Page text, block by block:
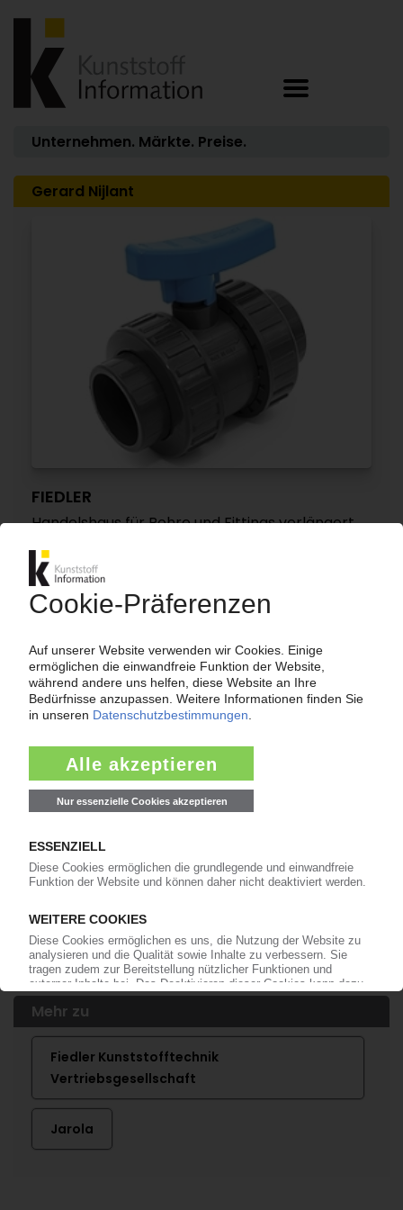
Unternehmen. Märkte. Preise.
Gerard Nijlant
FIEDLER
Handelshaus für Rohre und Fittings verlängert
JAROLA
deutschen Mitbewerber Fiedler
04.01.2022
Mehr zu
Fiedler Kunststofftechnik
Vertriebsgesellschaft
Jarola